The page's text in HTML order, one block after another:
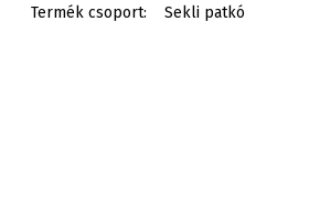
Termék csoport: Sekli patkó